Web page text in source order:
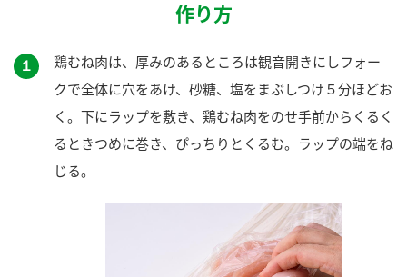
作り方
１
鶏むね肉は、厚みのあるところは観音開きにしフォー
クで全体に穴をあけ、砂糖、塩をまぶしつけ５分ほどお
く。下にラップを敷き、鶏むね肉をのせ手前からくるく
るときつめに巻き、ぴっちりとくるむ。ラップの端をね
じる。